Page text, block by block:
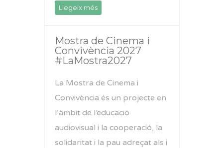
Llegeix més
Mostra de Cinema i
Convivència 2027
#LaMostra2027
La Mostra de Cinema i
Convivència és un projecte en
l’àmbit de l’educació
audiovisual i la cooperació, la
solidaritat i la pau adreçat als i